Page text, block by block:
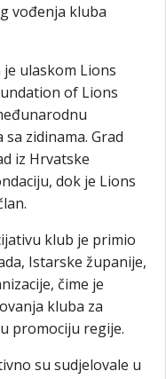
vođenja kluba
ulaskom Lions
of Lions
zidinama. Grad
iz Hrvatske
dok je Lions
klub je primio
Istarske županije,
čime je
kluba za
promociju regije.
su sudjelovale u